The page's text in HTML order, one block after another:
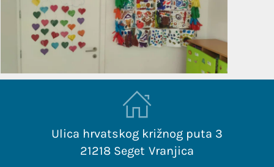
Ulica hrvatskog križnog puta 3
21218 Seget Vranjica